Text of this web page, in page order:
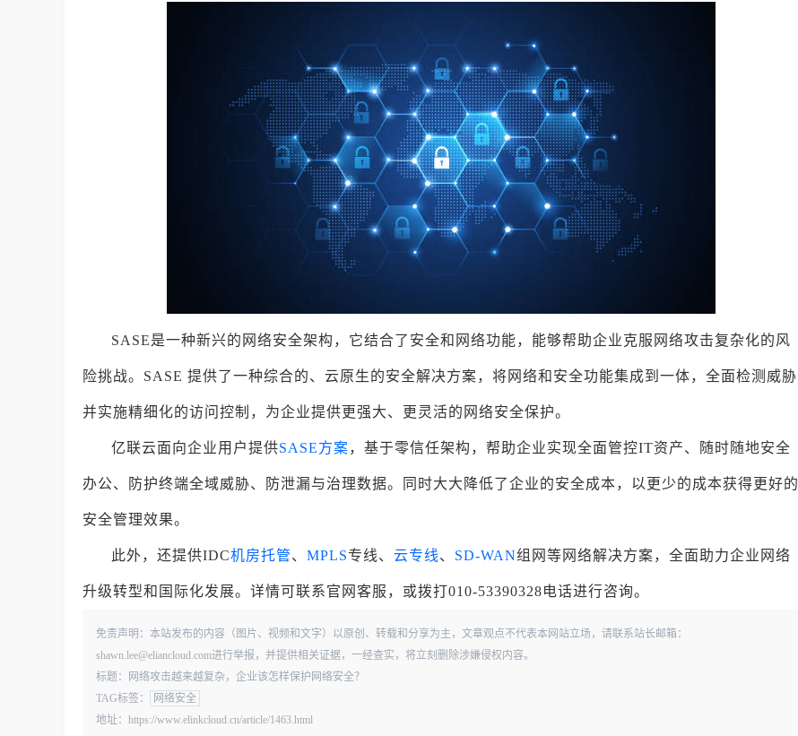
SASE是一种新兴的网络安全架构，它结合了安全和网络功能，能够帮助企业克服网络攻击复杂化的风
险挑战。SASE 提供了一种综合的、云原生的安全解决方案，将网络和安全功能集成到一体，全面检测威胁
并实施精细化的访问控制，为企业提供更强大、更灵活的网络安全保护。
亿联云面向企业用户提供SASE方案，基于零信任架构，帮助企业实现全面管控IT资产、随时随地安全
办公、防护终端全域威胁、防泄漏与治理数据。同时大大降低了企业的安全成本，以更少的成本获得更好的
安全管理效果。
此外，还提供IDC机房托管、 MPLS专线、 云专线、 SD-WAN组网等网络解决方案，全面助力企业网络
升级转型和国际化发展。详情可联系官网客服，或拨打010-53390328电话进行咨询。
免责声明：本站发布的内容（图片、视频和文字）以原创、转载和分享为主，文章观点不代表本网站立场，请联系站长邮箱：
shawn.lee@eliancloud.com进行举报，并提供相关证据，一经查实，将立刻删除涉嫌侵权内容。
标题：网络攻击越来越复杂，企业该怎样保护网络安全？
TAG标签：
网络安全
地址：https://www.elinkcloud.cn/article/1463.html